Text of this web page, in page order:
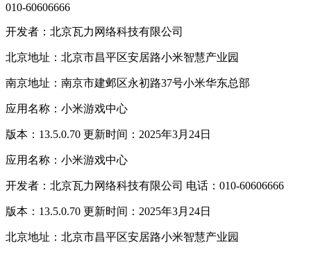
010-60606666
开发者：北京瓦力网络科技有限公司
北京地址：北京市昌平区安居路小米智慧产业园
南京地址：南京市建邺区永初路37号小米华东总部
应用名称：小米游戏中心
版本：13.5.0.70 更新时间：2025年3月24日
应用名称：小米游戏中心
开发者：北京瓦力网络科技有限公司 电话：010-60606666
版本：13.5.0.70 更新时间：2025年3月24日
北京地址：北京市昌平区安居路小米智慧产业园